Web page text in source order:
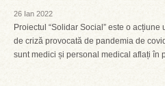
26 Ian 2022
Proiectul “Solidar Social” este o
de criză provocată de pandemia de
sunt medici și personal medical aflați în